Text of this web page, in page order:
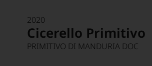
2020
Cicerello Primitivo
PRIMITIVO DI MANDURIA DOC